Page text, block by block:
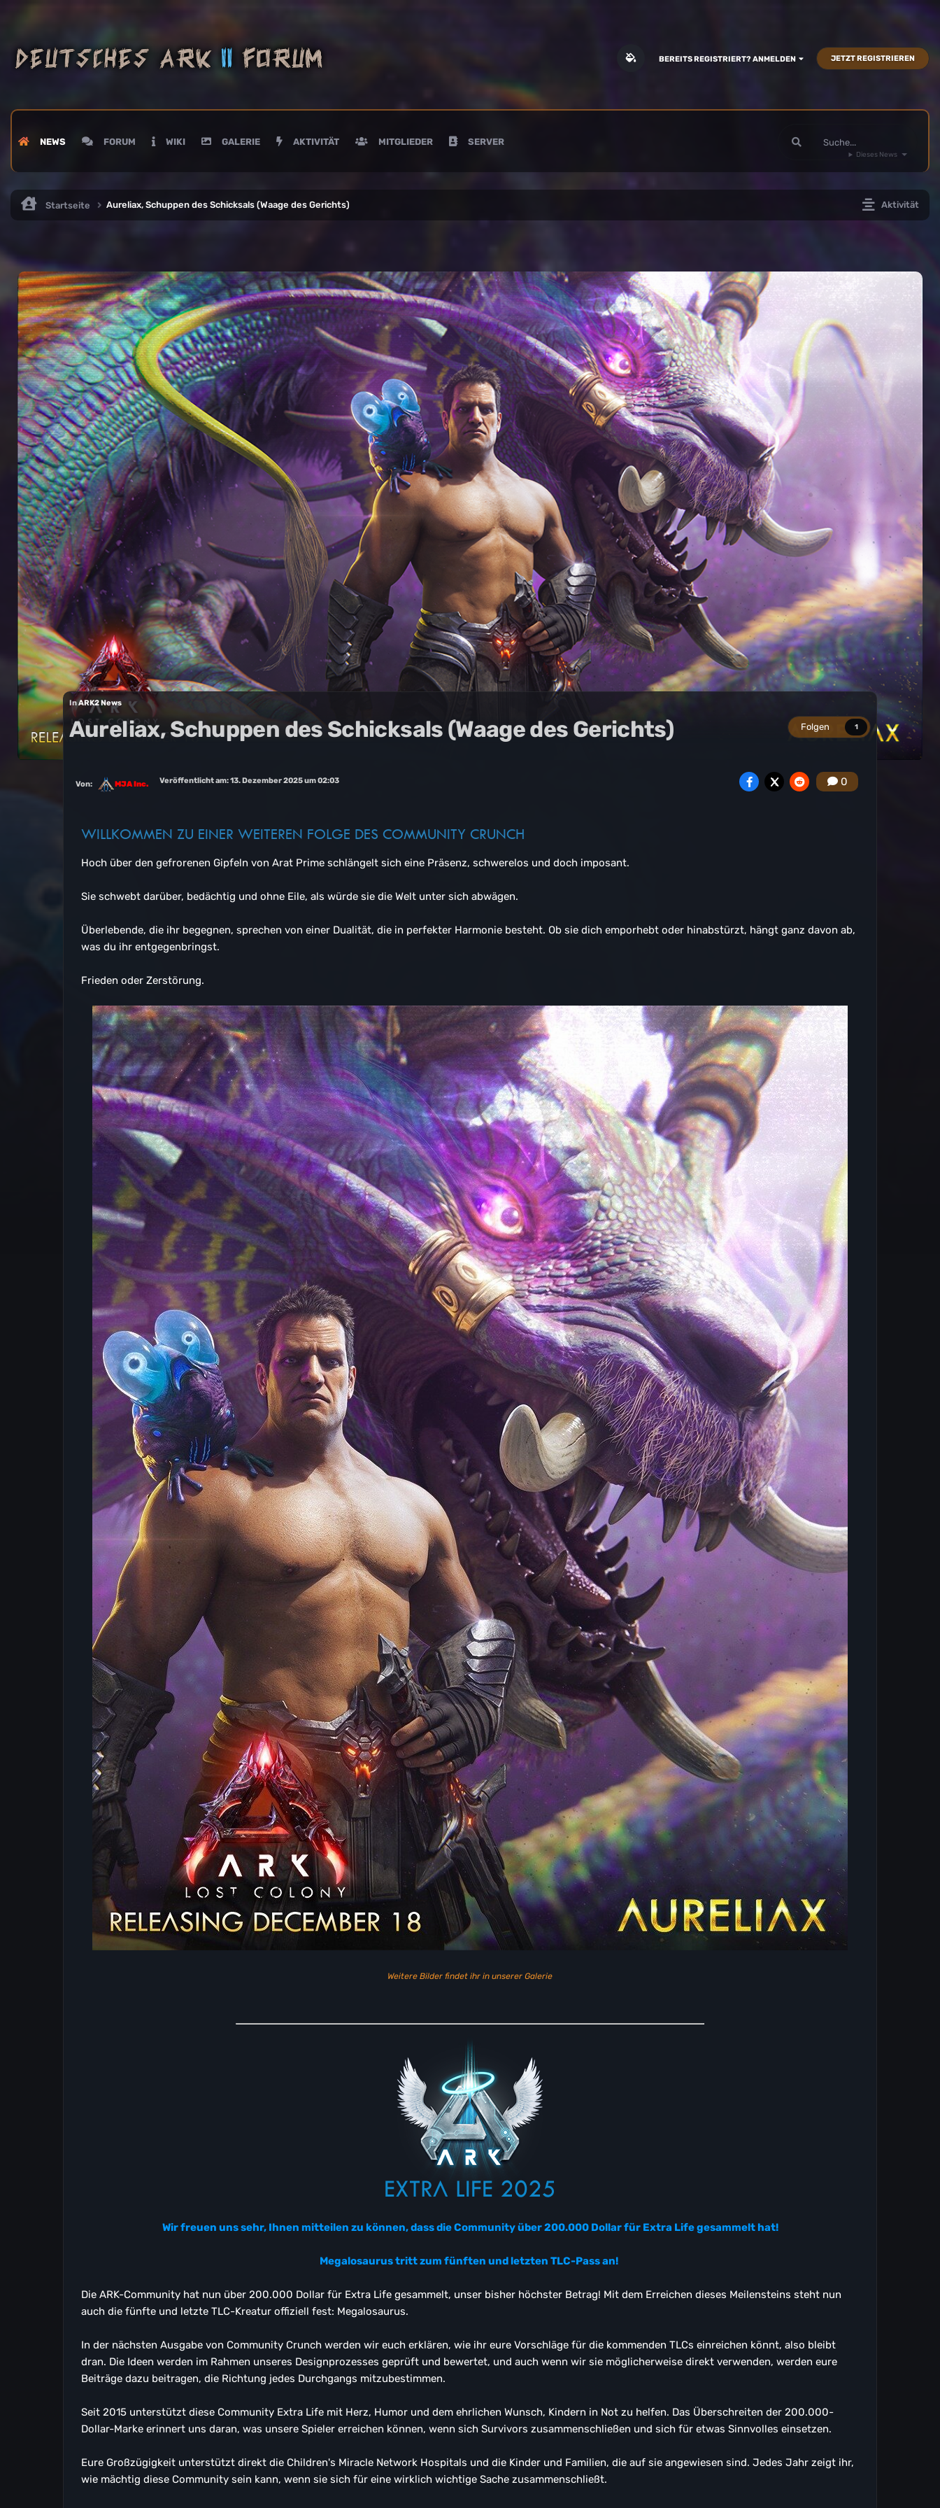
BEREITS REGISTRIERT? ANMELDEN JETZT REGISTRIEREN
NEWS FORUM WIKI GALERIE AKTIVITÄT MITGLIEDER SERVER
Dieses News
Aktivität
Startseite Aureliax, Schuppen des Schicksals (Waage des Gerichts)
InARK2 News
Folgen 1
Aureliax, Schuppen des Schicksals (Waage des Gerichts)
Von: MJA Inc. Veröffentlicht am:13. Dezember 2025 um 02:03 0
WILLKOMMEN ZU EINER WEITEREN FOLGE DES COMMUNITY CRUNCH
Hoch über den gefrorenen Gipfeln von Arat Prime schlängelt sich eine Präsenz, schwerelos und doch imposant.
Sie schwebt darüber, bedächtig und ohne Eile, als würde sie die Welt unter sich abwägen.
Überlebende, die ihr begegnen, sprechen von einer Dualität, die in perfekter Harmonie besteht. Ob sie dich emporhebt oder hinabstürzt, hängt ganz davon ab,
was du ihr entgegenbringst.
Frieden oder Zerstörung.
Weitere Bilder findet ihr in unserer Galerie
Wir freuen uns sehr, Ihnen mitteilen zu können, dass die Community über 200.000 Dollar für Extra Life gesammelt hat!
Megalosaurus tritt zum fünften und letzten TLC-Pass an!
Die ARK-Community hat nun über 200.000 Dollar für Extra Life gesammelt, unser bisher höchster Betrag! Mit dem Erreichen dieses Meilensteins steht nun
auch die fünfte und letzte TLC-Kreatur offiziell fest: Megalosaurus.
In der nächsten Ausgabe von Community Crunch werden wir euch erklären, wie ihr eure Vorschläge für die kommenden TLCs einreichen könnt, also bleibt
dran. Die Ideen werden im Rahmen unseres Designprozesses geprüft und bewertet, und auch wenn wir sie möglicherweise direkt verwenden, werden eure
Beiträge dazu beitragen, die Richtung jedes Durchgangs mitzubestimmen.
Seit 2015 unterstützt diese Community Extra Life mit Herz, Humor und dem ehrlichen Wunsch, Kindern in Not zu helfen. Das Überschreiten der 200.000-
Dollar-Marke erinnert uns daran, was unsere Spieler erreichen können, wenn sich Survivors zusammenschließen und sich für etwas Sinnvolles einsetzen.
Eure Großzügigkeit unterstützt direkt die Children's Miracle Network Hospitals und die Kinder und Familien, die auf sie angewiesen sind. Jedes Jahr zeigt ihr,
wie mächtig diese Community sein kann, wenn sie sich für eine wirklich wichtige Sache zusammenschließt.